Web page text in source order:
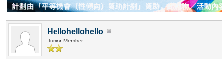
Hellohellohello
Junior Member